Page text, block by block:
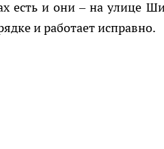
есть и они – на улице
и работает исправно.